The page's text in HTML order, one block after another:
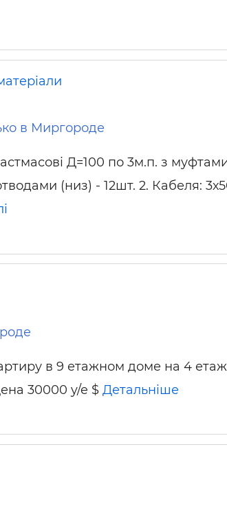
в Миргороде
Д=100 по 3м.п. з
(низ) - 12шт. 2. Кабеля:
в 9 етажном доме на 4
30000 y/e $ Детальніше